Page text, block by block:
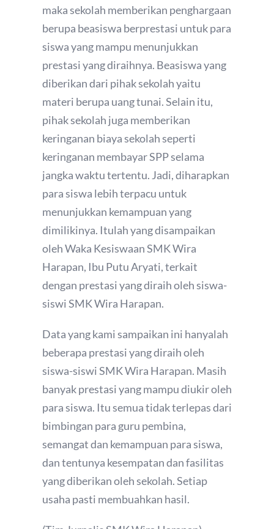
maka sekolah memberikan penghargaan
berupa beasiswa berprestasi untuk para
siswa yang mampu menunjukkan
prestasi yang diraihnya. Beasiswa yang
diberikan dari pihak sekolah yaitu
materi berupa uang tunai. Selain itu,
pihak sekolah juga memberikan
keringanan biaya sekolah seperti
keringanan membayar SPP selama
jangka waktu tertentu. Jadi, diharapkan
para siswa lebih terpacu untuk
menunjukkan kemampuan yang
dimilikinya. Itulah yang disampaikan
oleh Waka Kesiswaan SMK Wira
Harapan, Ibu Putu Aryati, terkait
dengan prestasi yang diraih oleh siswa-
siswi SMK Wira Harapan.
Data yang kami sampaikan ini hanyalah
beberapa prestasi yang diraih oleh
siswa-siswi SMK Wira Harapan. Masih
banyak prestasi yang mampu diukir oleh
para siswa. Itu semua tidak terlepas dari
bimbingan para guru pembina,
semangat dan kemampuan para siswa,
dan tentunya kesempatan dan fasilitas
yang diberikan oleh sekolah. Setiap
usaha pasti membuahkan hasil.